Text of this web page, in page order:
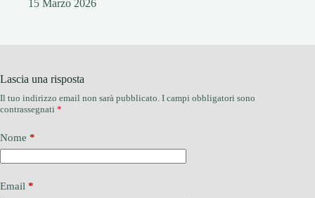
15 Marzo 2026
Lascia una risposta
Il tuo indirizzo email non sarà pubblicato. I campi obbligatori sono
contrassegnati *
Nome *
Email *